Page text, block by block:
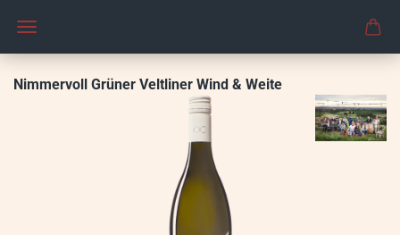
Nimmervoll Grüner Veltliner Wind & Weite